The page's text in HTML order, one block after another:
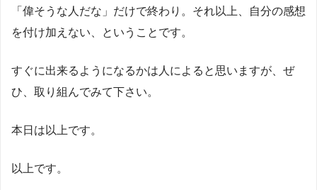
「偉そうな人だな」だけで終わり。それ以上、自分の感想
を付け加えない、ということです。
すぐに出来るようになるかは人によると思いますが、ぜ
ひ、取り組んでみて下さい。
本日は以上です。
以上です。